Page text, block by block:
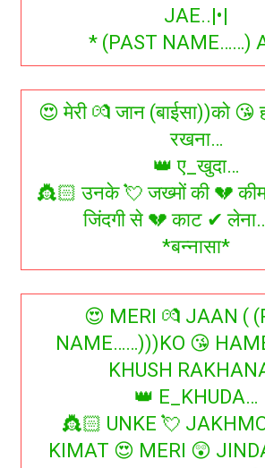
JAE..|•|
* (PAST NAME……)
😍 मेरी 💏 जान (बाईसा))को
रखना…
👑 ए_खुदा…
👸🏻 उनके 💘 जख्मों की 💔
जिंदगी से 💔 काट ✔
*बन्नासा*
😍 MERI 💏 JAAN (
NAME……)))KO 😘
KHUSH
👑 E_KHUDA…
👸🏻 UNKE 💘
KIMAT 😍 MERI 😲